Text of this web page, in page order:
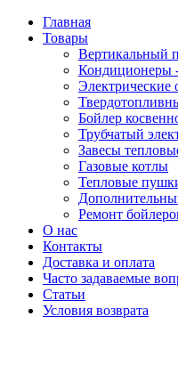
Главная
Товары
Вертикальный
Кондиционеры
Электрические
Бойлер
Трубчатый
Завесы
Газовые котлы
Тепловые
Ремонт
О нас
Контакты
Доставка и оплата
Часто задаваемые
Статьи
Условия возврата